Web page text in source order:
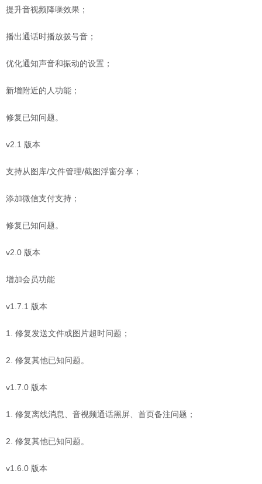
提升音视频降噪效果；
播出通话时播放拨号音；
优化通知声音和振动的设置；
新增附近的人功能；
修复已知问题。
v2.1 版本
支持从图库/文件管理/截图浮窗分享；
添加微信支付支持；
修复已知问题。
v2.0 版本
增加会员功能
v1.7.1 版本
1. 修复发送文件或图片超时问题；
2. 修复其他已知问题。
v1.7.0 版本
1. 修复离线消息、音视频通话黑屏、首页备注问题；
2. 修复其他已知问题。
v1.6.0 版本